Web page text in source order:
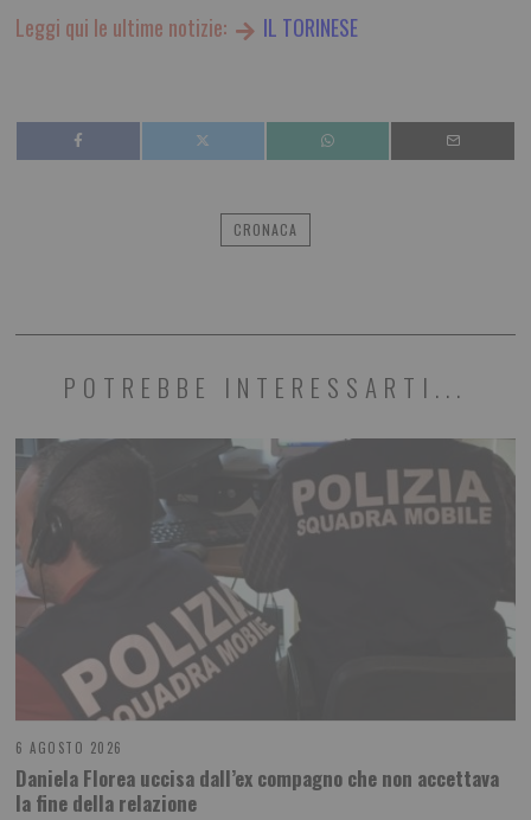
Leggi qui le ultime notizie: IL TORINESE
CRONACA
POTREBBE INTERESSARTI...
6 AGOSTO 2026
Daniela Florea uccisa dall’ex compagno che non accettava
la fine della relazione